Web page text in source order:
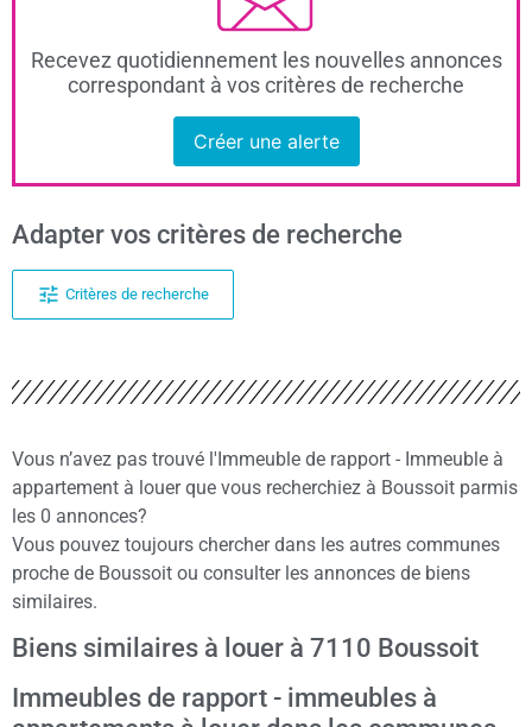
Recevez quotidiennement les nouvelles annonces
correspondant à vos critères de recherche
Créer une alerte
Adapter vos critères de recherche
Critères de recherche
Vous n’avez pas trouvé l'Immeuble de rapport - Immeuble à
appartement à louer que vous recherchiez à Boussoit parmis
les 0 annonces?
Vous pouvez toujours chercher dans les autres communes
proche de Boussoit ou consulter les annonces de biens
similaires.
Biens similaires à louer à 7110 Boussoit
Immeubles de rapport - immeubles à